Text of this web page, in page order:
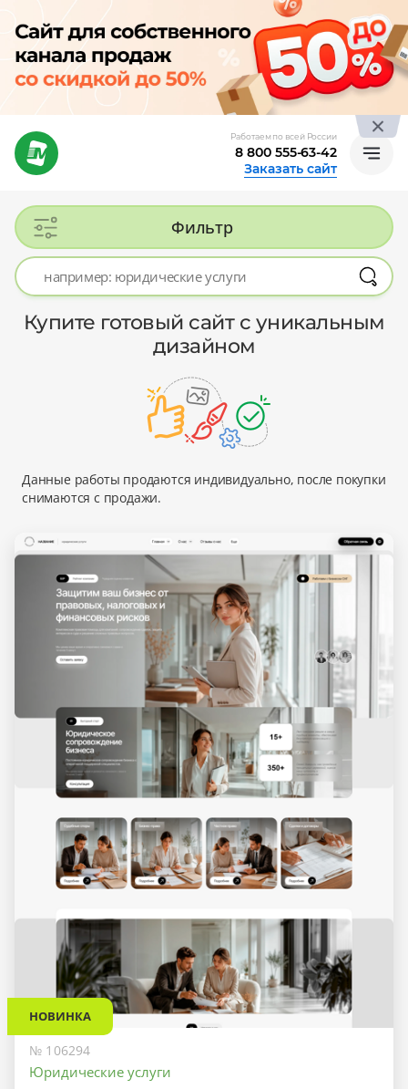
Работаем по всей России
8 800 555-63-42
Заказать сайт
Фильтр
Купите готовый сайт с уникальным
дизайном
Данные работы продаются индивидуально, после покупки
снимаются с продажи.
НОВИНКА
№ 106294
Юридические услуги